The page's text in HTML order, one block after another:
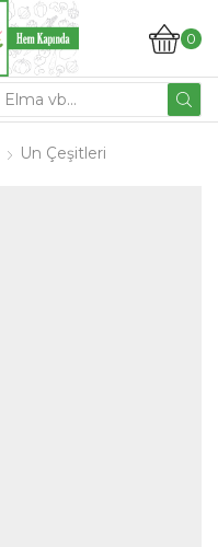
0
Un Çeşitleri